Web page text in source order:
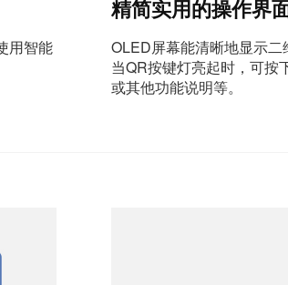
用智能
精简实用的操作界
OLED屏幕能清晰地显示
当QR按键灯亮起时，可按
或其他功能说明等。